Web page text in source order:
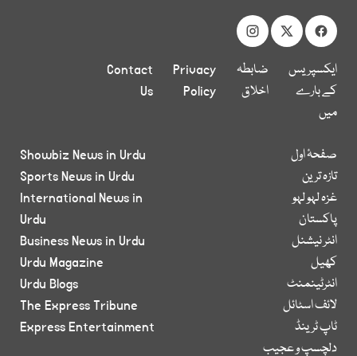
ایکسپریس
کے بارے
میں
ضابطہ
اخلاق
Privacy
Policy
Contact
Us
صفحۂ اول
تازہ ترین
غزہ لہو لہو
پاکستان
انٹر نیشنل
کھیل
انٹرٹینمنٹ
لائف اسٹائل
ٹاپ ٹرینڈ
دلچسپ و عجیب
Showbiz News in Urdu
Sports News in Urdu
International News in
Urdu
Business News in Urdu
Urdu Magazine
Urdu Blogs
The Express Tribune
Express Entertainment